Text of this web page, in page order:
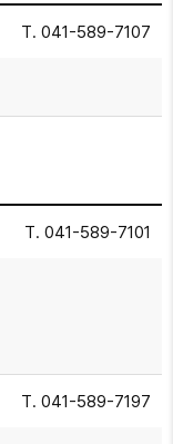
T. 041-589-7107
T. 041-589-7101
T. 041-589-7197